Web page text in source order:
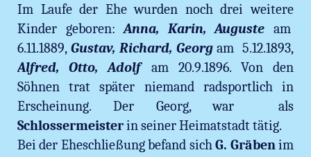
Im Laufe der Ehe wurden noch drei weitere
Kinder geboren:Anna, Karin, Auguste am
6.11.1889, Gustav, Richard, Georgam 5.12.1893,
Alfred, Otto, Adolfam 20.9.1896. Von den
Söhnen trat später niemand radsportlich in
Erscheinung. Der Georg, war als
Schlossermeisterin seiner Heimatstadt tätig.
Bei der Eheschließung befand sichG. Gräbenim